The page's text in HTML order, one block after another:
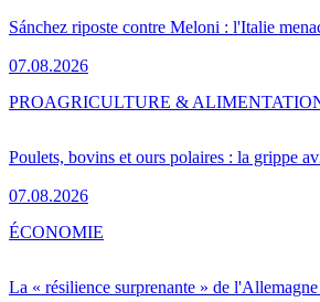
Sánchez riposte contre Meloni : l'Italie
07.08.2026
Poulets, bovins et ours polaires : la grippe
07.08.2026
PROAGRICULTURE &
La « résilience surprenante » de
ÉCONOMIE